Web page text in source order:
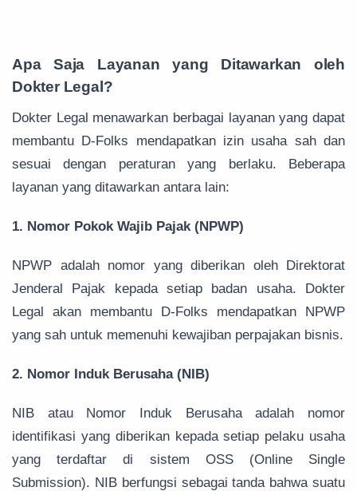
Apa Saja Layanan yang Ditawarkan oleh
Dokter Legal?
Dokter Legal menawarkan berbagai layanan yang dapat
membantu D-Folks mendapatkan izin usaha sah dan
sesuai dengan peraturan yang berlaku. Beberapa
layanan yang ditawarkan antara lain:
1. Nomor Pokok Wajib Pajak (NPWP)
NPWP adalah nomor yang diberikan oleh Direktorat
Jenderal Pajak kepada setiap badan usaha. Dokter
Legal akan membantu D-Folks mendapatkan NPWP
yang sah untuk memenuhi kewajiban perpajakan bisnis.
2. Nomor Induk Berusaha (NIB)
NIB atau Nomor Induk Berusaha adalah nomor
identifikasi yang diberikan kepada setiap pelaku usaha
yang terdaftar di sistem OSS (Online Single
Submission). NIB berfungsi sebagai tanda bahwa suatu